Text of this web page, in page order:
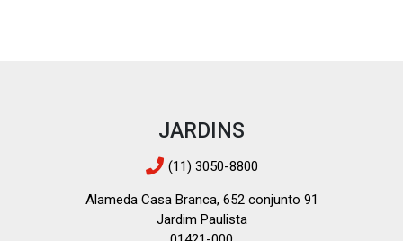
JARDINS
(11) 3050-8800
Alameda Casa Branca, 652 conjunto 91
Jardim Paulista